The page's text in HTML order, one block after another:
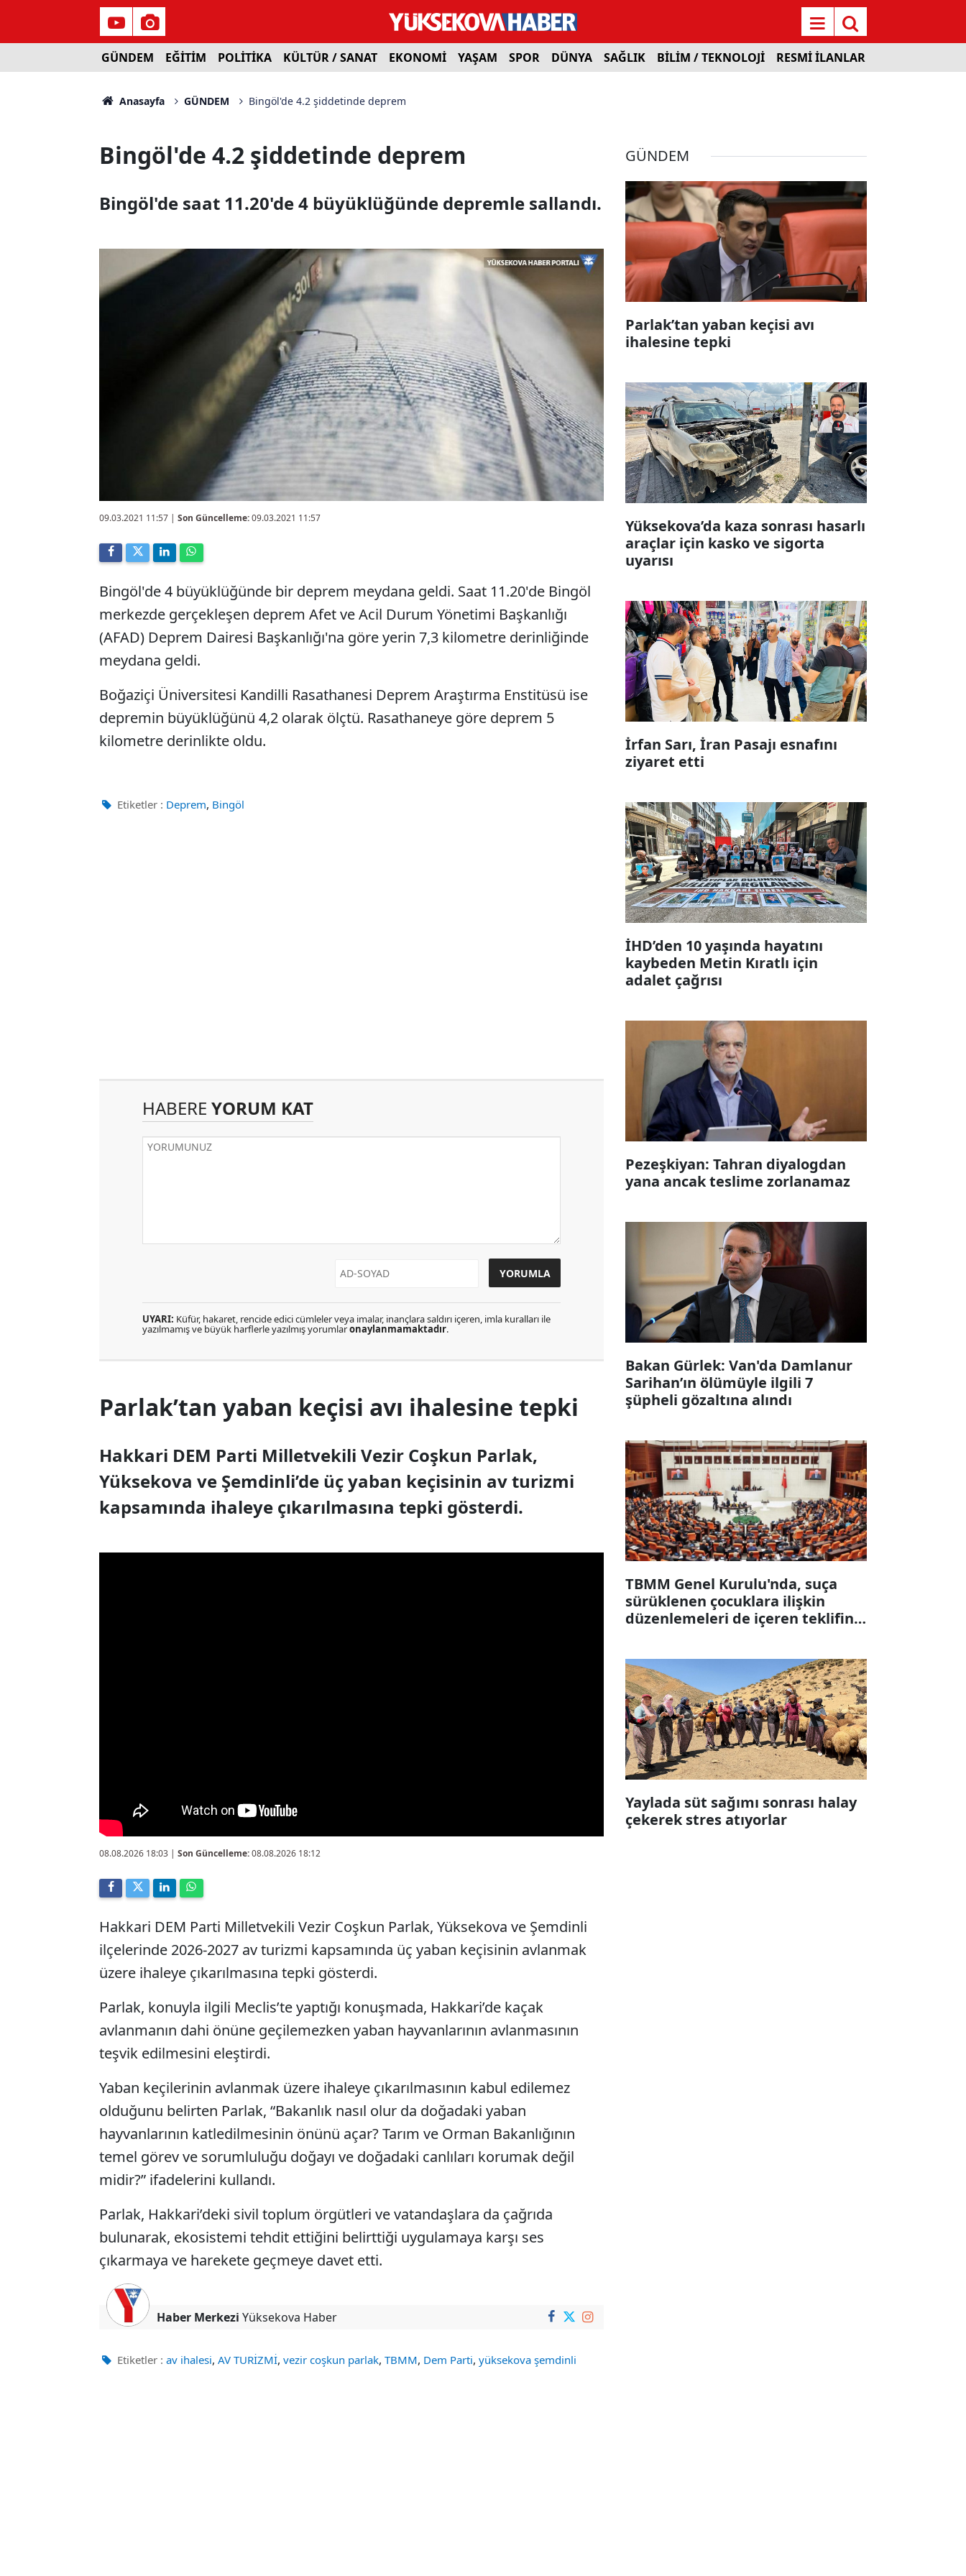
GÜNDEM EĞİTİM POLİTİKA KÜLTÜR / SANAT EKONOMİ YAŞAM SPOR DÜNYA SAĞLIK BİLİM / TEKNOLOJİ RESMİ İLANLAR
Anasayfa GÜNDEM Bingöl'de 4.2 şiddetinde deprem
Bingöl'de 4.2 şiddetinde deprem
Bingöl'de saat 11.20'de 4 büyüklüğünde depremle sallandı.
09.03.2021 11:57 | Son Güncelleme:09.03.2021 11:57
Bingöl'de 4 büyüklüğünde bir deprem meydana geldi. Saat 11.20'de Bingöl
merkezde gerçekleşen deprem Afet ve Acil Durum Yönetimi Başkanlığı
(AFAD) Deprem Dairesi Başkanlığı'na göre yerin 7,3 kilometre derinliğinde
meydana geldi.
Boğaziçi Üniversitesi Kandilli Rasathanesi Deprem Araştırma Enstitüsü ise
depremin büyüklüğünü 4,2 olarak ölçtü. Rasathaneye göre deprem 5
kilometre derinlikte oldu.
Etiketler : Deprem, Bingöl
HABERE YORUM KAT
UYARI: Küfür, hakaret, rencide edici cümleler veya imalar, inançlara saldırı içeren, imla kuralları ile
yazılmamış ve büyük harflerle yazılmış yorumlaronaylanmamaktadır.
Parlak’tan yaban keçisi avı ihalesine tepki
Hakkari DEM Parti Milletvekili Vezir Coşkun Parlak,
Yüksekova ve Şemdinli’de üç yaban keçisinin av turizmi
kapsamında ihaleye çıkarılmasına tepki gösterdi.
08.08.2026 18:03 | Son Güncelleme:08.08.2026 18:12
Hakkari DEM Parti Milletvekili Vezir Coşkun Parlak, Yüksekova ve Şemdinli
ilçelerinde 2026-2027 av turizmi kapsamında üç yaban keçisinin avlanmak
üzere ihaleye çıkarılmasına tepki gösterdi.
Parlak, konuyla ilgili Meclis’te yaptığı konuşmada, Hakkari’de kaçak
avlanmanın dahi önüne geçilemezken yaban hayvanlarının avlanmasının
teşvik edilmesini eleştirdi.
Yaban keçilerinin avlanmak üzere ihaleye çıkarılmasının kabul edilemez
olduğunu belirten Parlak, “Bakanlık nasıl olur da doğadaki yaban
hayvanlarının katledilmesinin önünü açar? Tarım ve Orman Bakanlığının
temel görev ve sorumluluğu doğayı ve doğadaki canlıları korumak değil
midir?” ifadelerini kullandı.
Parlak, Hakkari’deki sivil toplum örgütleri ve vatandaşlara da çağrıda
bulunarak, ekosistemi tehdit ettiğini belirttiği uygulamaya karşı ses
çıkarmaya ve harekete geçmeye davet etti.
Haber Merkezi Yüksekova Haber
Etiketler : av ihalesi, AV TURİZMİ, vezir coşkun parlak, TBMM, Dem Parti, yüksekova şemdinli
GÜNDEM
Parlak’tan yaban keçisi avı
ihalesine tepki
Yüksekova’da kaza sonrası hasarlı
araçlar için kasko ve sigorta
uyarısı
İrfan Sarı, İran Pasajı esnafını
ziyaret etti
İHD’den 10 yaşında hayatını
kaybeden Metin Kıratlı için
adalet çağrısı
Pezeşkiyan: Tahran diyalogdan
yana ancak teslime zorlanamaz
Bakan Gürlek: Van'da Damlanur
Sarihan’ın ölümüyle ilgili 7
şüpheli gözaltına alındı
TBMM Genel Kurulu'nda, suça
sürüklenen çocuklara ilişkin
düzenlemeleri de içeren teklifin 6
Yaylada süt sağımı sonrası halay
çekerek stres atıyorlar